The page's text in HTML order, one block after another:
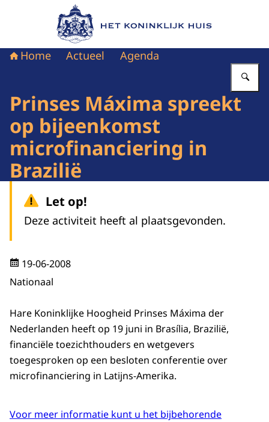
Naar de homepage van Het Koninklijk Huis
Home Actueel Agenda
Prinses Máxima spreekt
op bijeenkomst
microfinanciering in
Brazilië
Let op!
Deze activiteit heeft al plaatsgevonden.
19-06-2008
Nationaal
Hare Koninklijke Hoogheid Prinses Máxima der
Nederlanden heeft op 19 juni in Brasília, Brazilië,
financiële toezichthouders en wetgevers
toegesproken op een besloten conferentie over
microfinanciering in Latijns-Amerika.
Voor meer informatie kunt u het bijbehorende